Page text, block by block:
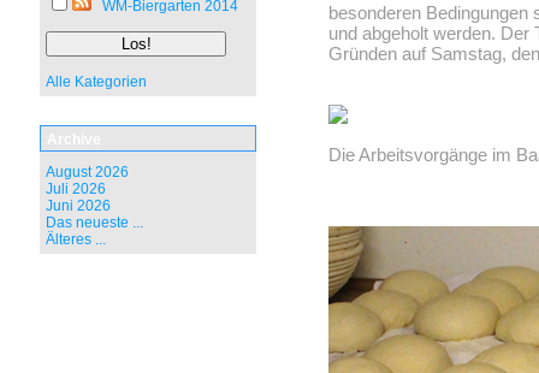
WM-Biergarten 2014
Alle Kategorien
Archive
August 2026
Juli 2026
Juni 2026
Das neueste ...
Älteres ...
besonderen
und abgeholt werden. Der
Gründen auf Samstag,
Die Arbeitsvorgänge im